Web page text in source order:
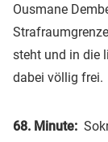
Ousmane
steht und in die
dabei völlig frei.
68. Minute: